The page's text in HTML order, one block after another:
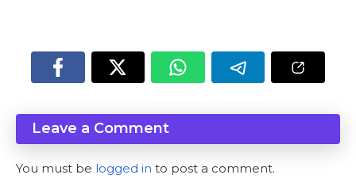
Leave a Comment
You must be logged in to post a comment.